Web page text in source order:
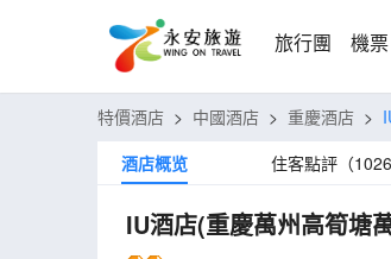
旅行團 機票
特價酒店 > 中國酒店 > 重慶酒店 >
酒店概览
住客點評（1026
IU酒店(重慶萬州高筍塘